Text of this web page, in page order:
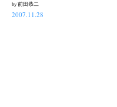
by 前田恭二
2007.11.28